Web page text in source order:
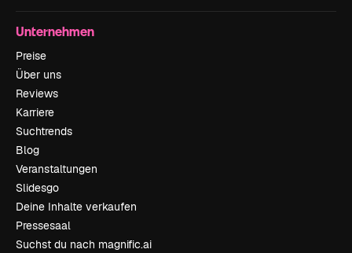
Unternehmen
Preise
Über uns
Reviews
Karriere
Suchtrends
Blog
Veranstaltungen
Slidesgo
Deine Inhalte verkaufen
Pressesaal
Suchst du nach magnific.ai